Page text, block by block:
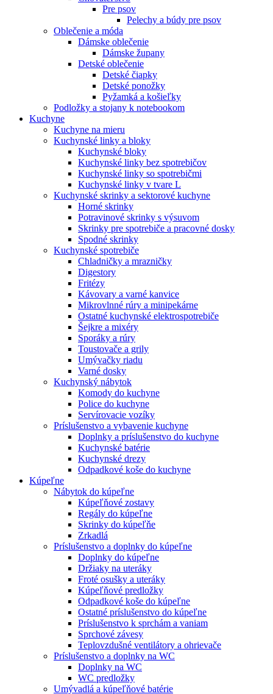
Pre psov
Pelechy a búdy pre psov
Oblečenie a móda
Dámske oblečenie
Dámske župany
Detské oblečenie
Detské čiapky
Detské ponožky
Pyžamká a košieľky
Podložky a stojany k notebookom
Kuchyne
Kuchyne na mieru
Kuchynské linky a bloky
Kuchynské bloky
Kuchynské linky bez spotrebičov
Kuchynské linky so spotrebičmi
Kuchynské linky v tvare L
Kuchynské skrinky a sektorové kuchyne
Horné skrinky
Potravinové skrinky s výsuvom
Skrinky pre spotrebiče a pracovné dosky
Spodné skrinky
Kuchynské spotrebiče
Chladničky a mrazničky
Digestory
Fritézy
Kávovary a varné kanvice
Mikrovlnné rúry a minipekárne
Ostatné kuchynské elektrospotrebiče
Šejkre a mixéry
Sporáky a rúry
Toustovače a grily
Umývačky riadu
Varné dosky
Kuchynský nábytok
Komody do kuchyne
Police do kuchyne
Servírovacie vozíky
Príslušenstvo a vybavenie kuchyne
Doplnky a príslušenstvo do kuchyne
Kuchynské batérie
Kuchynské drezy
Odpadkové koše do kuchyne
Kúpeľne
Nábytok do kúpeľne
Kúpeľňové zostavy
Regály do kúpeľne
Skrinky do kúpeľňe
Zrkadlá
Príslušenstvo a doplnky do kúpeľne
Doplnky do kúpeľne
Držiaky na uteráky
Froté osušky a uteráky
Kúpeľňové predložky
Odpadkové koše do kúpeľne
Ostatné príslušenstvo do kúpeľne
Príslušenstvo k sprchám a vaniam
Sprchové závesy
Teplovzdušné ventilátory a ohrievače
Príslušenstvo a doplnky na WC
Doplnky na WC
WC predložky
Umývadlá a kúpeľňové batérie